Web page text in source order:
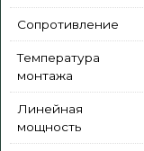
Сопротивление
Температура
монтажа
Линейная
мощность